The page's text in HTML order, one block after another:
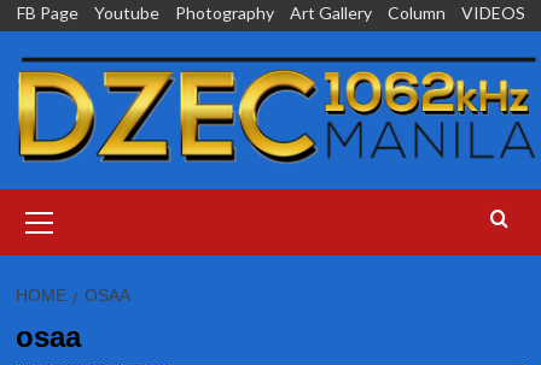
Skip
content
FB Page Youtube Photography Art Gallery Column VIDEOS
Menu
HOME OSAA
osaa